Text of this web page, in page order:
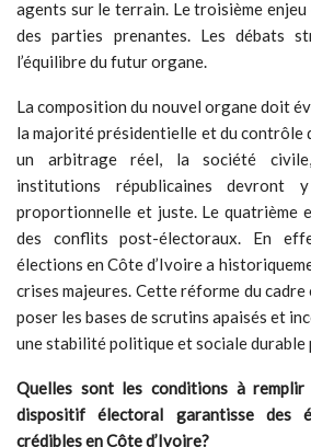
agents sur le terrain. Le troisième
des parties prenantes. Les débats
l’équilibre du futur organe.
La composition du nouvel organe doit
la majorité présidentielle et du contrôle
un arbitrage réel, la société
institutions républicaines devront
proportionnelle et juste. Le quatrième
des conflits post-électoraux. En
élections en Côte d’Ivoire a
crises majeures. Cette réforme du
poser les bases de scrutins apaisés et
une stabilité politique et sociale durable
Quelles sont les conditions à remplir
dispositif électoral garantisse des
crédibles en Côte d’Ivoire?